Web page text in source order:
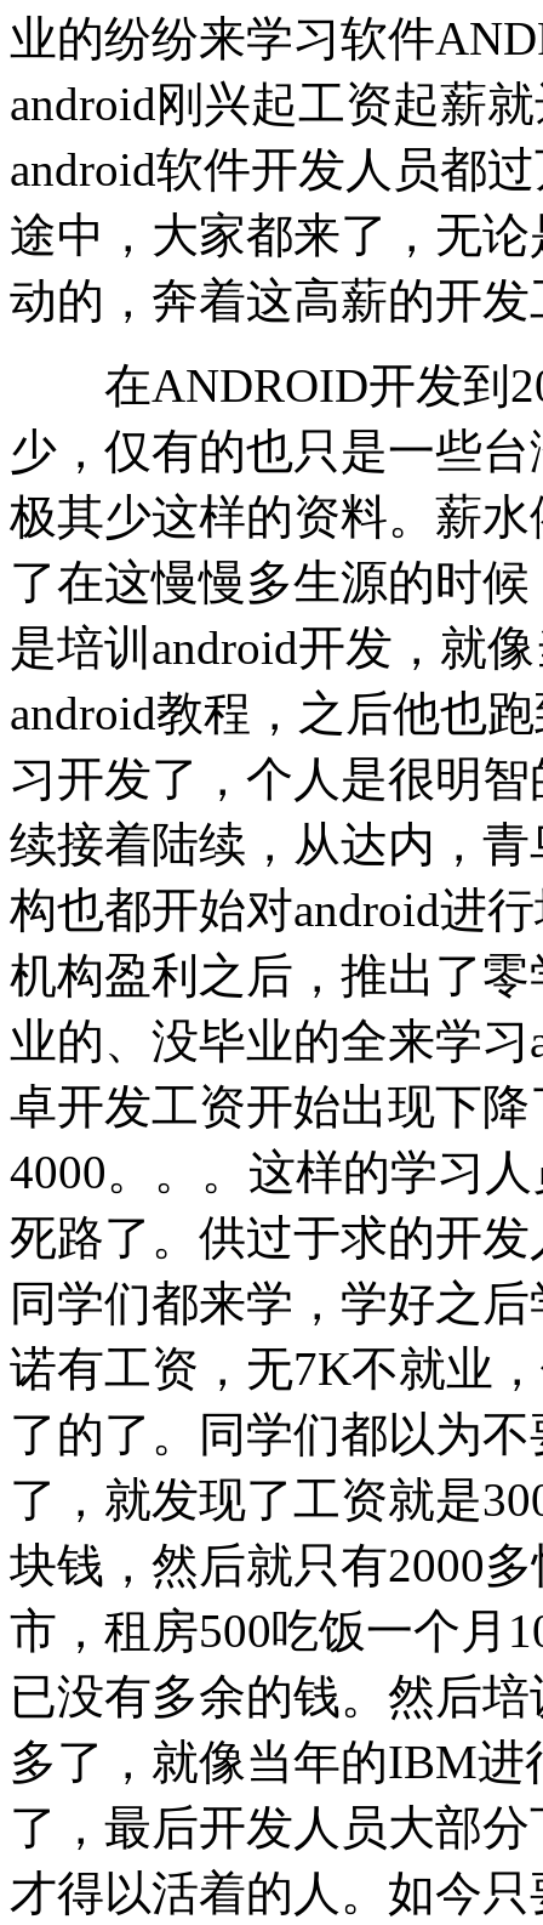
业的纷纷来学习软件
android刚兴起工资起薪
android软件开发人员都
途中，大家都来了，无
动的，奔着这高薪的开
在ANDROID开发到
少，仅有的也只是一些
极其少这样的资料。薪
了在这慢慢多生源的时
是培训android开发，就
android教程，之后他也
习开发了，个人是很明
续接着陆续，从达内，
构也都开始对android进
机构盈利之后，推出了
业的、没毕业的全来学
卓开发工资开始出现下降
4000。。。这样的学习
死路了。供过于求的开
同学们都来学，学好之
诺有工资，无7K不就业
了的了。同学们都以为
了，就发现了工资就是
块钱，然后就只有2000
市，租房500吃饭一个月
已没有多余的钱。然后
多了，就像当年的IBM
了，最后开发人员大部
才得以活着的人。如今